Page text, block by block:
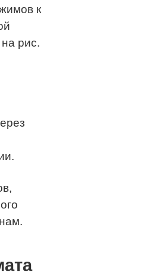
к
рис.